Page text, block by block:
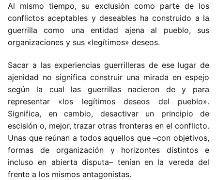
Al mismo tiempo, su exclusión como parte de los
conflictos aceptables y deseables ha construido a la
guerrilla como una entidad ajena al pueblo, sus
organizaciones y sus «legítimos» deseos.
Sacar a las experiencias guerrilleras de ese lugar de
ajenidad no significa construir una mirada en espejo
según la cual las guerrillas nacieron de y para
representar «los legítimos deseos del pueblo».
Significa, en cambio, desactivar un principio de
escisión o, mejor, trazar otras fronteras en el conflicto.
Unas que reúnan a todos aquellos que –con objetivos,
formas de organización y horizontes distintos e
incluso en abierta disputa– tenían en la vereda del
frente a los mismos antagonistas.